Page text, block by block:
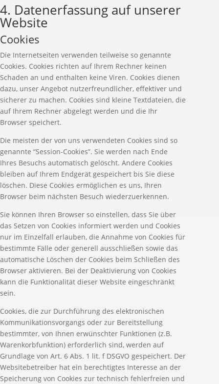
4. Datenerfassung auf unserer
Website
Cookies
Die Internetseiten verwenden teilweise so genannte
Cookies. Cookies richten auf Ihrem Rechner keinen
Schaden an und enthalten keine Viren. Cookies dienen
dazu, unser Angebot nutzerfreundlicher, effektiver und
sicherer zu machen. Cookies sind kleine Textdateien, die
auf Ihrem Rechner abgelegt werden und die Ihr
Browser speichert.
Die meisten der von uns verwendeten Cookies sind so
genannte “Session-Cookies”. Sie werden nach Ende
Ihres Besuchs automatisch gelöscht. Andere Cookies
bleiben auf Ihrem Endgerät gespeichert bis Sie diese
löschen. Diese Cookies ermöglichen es uns, Ihren
Browser beim nächsten Besuch wiederzuerkennen.
Sie können Ihren Browser so einstellen, dass Sie über
das Setzen von Cookies informiert werden und Cookies
nur im Einzelfall erlauben, die Annahme von Cookies für
bestimmte Fälle oder generell ausschließen sowie das
automatische Löschen der Cookies beim Schließen des
Browser aktivieren. Bei der Deaktivierung von Cookies
kann die Funktionalität dieser Website eingeschränkt
sein.
Cookies, die zur Durchführung des elektronischen
Kommunikationsvorgangs oder zur Bereitstellung
bestimmter, von Ihnen erwünschter Funktionen (z.B.
Warenkorbfunktion) erforderlich sind, werden auf
Grundlage von Art. 6 Abs. 1 lit. f DSGVO gespeichert. Der
Websitebetreiber hat ein berechtigtes Interesse an der
Speicherung von Cookies zur technisch fehlerfreien und